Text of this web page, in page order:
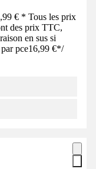
€ * Tous les prix
des prix TTC,
en sus si
pce16,99 €*/